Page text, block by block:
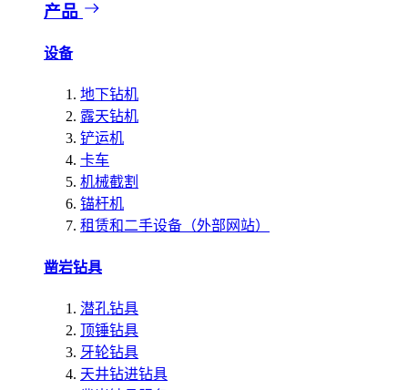
产品
设备
地下钻机
露天钻机
铲运机
卡车
机械截割
锚杆机
租赁和二手设备（外部网站）
凿岩钻具
潜孔钻具
顶锤钻具
牙轮钻具
天井钻进钻具